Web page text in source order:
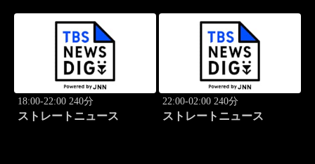
18:00-22:00 240分
ストレートニュース
22:00-02:00 240分
ストレートニュース